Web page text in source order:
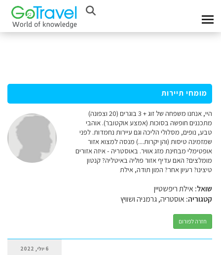
מומחי תיירות
היי, אנחנו משפחה של זוג + 3 בוגרים (20 וצפונה)
מתכננים חופשה בסוכות (אמצע אוקטובר). אוהבי
טבע, נופים, מסלולי הליכה וגם עיירות נחמדות. לפני
שמזמינה טיסות (והן יקרות....) מנסה למצוא אזור
אופטימלי מבחינת מזג אוויר. באוסטריה - איזה אזורים
מומלצים? האם עדיף אזור פוליה באיטליה? קנטון
טיצינו? רעיון אחר? המון תודה, אילת
שואל:אילת ריפשטיין
קטגוריה:אוסטריה, גרמניה ושוויץ
חזרה לפורום
6 יולי, 2022